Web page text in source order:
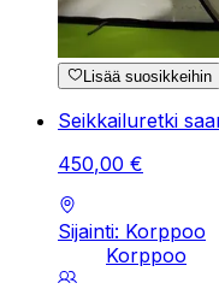
Lisää suosikkeihin
Seikkailuretki
450,00 €
Sijainti: Korppoo
Korppoo